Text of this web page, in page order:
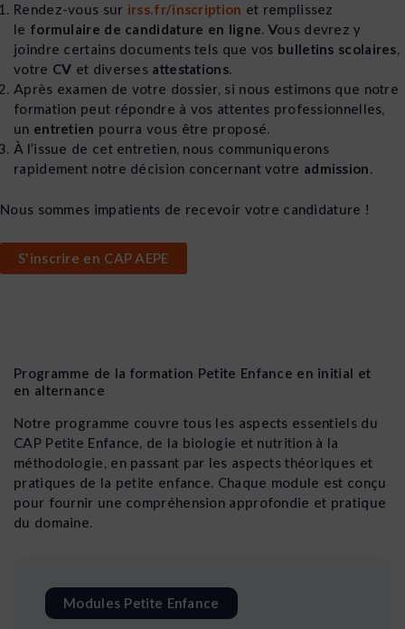
Rendez-vous sur irss.fr/inscription et remplissez
le formulaire de candidature en ligne. Vous devrez y
joindre certains documents tels que vos bulletins scolaires,
votre CV et diverses attestations.
Après examen de votre dossier, si nous estimons que notre
formation peut répondre à vos attentes professionnelles,
un entretien pourra vous être proposé.
À l’issue de cet entretien, nous communiquerons
rapidement notre décision concernant votre admission.
Nous sommes impatients de recevoir votre candidature !
S'inscrire en CAP AEPE
Programme de la formation Petite Enfance en initial et
en alternance
Notre programme couvre tous les aspects essentiels du
CAP Petite Enfance, de la biologie et nutrition à la
méthodologie, en passant par les aspects théoriques et
pratiques de la petite enfance. Chaque module est conçu
pour fournir une compréhension approfondie et pratique
du domaine.
Modules Petite Enfance